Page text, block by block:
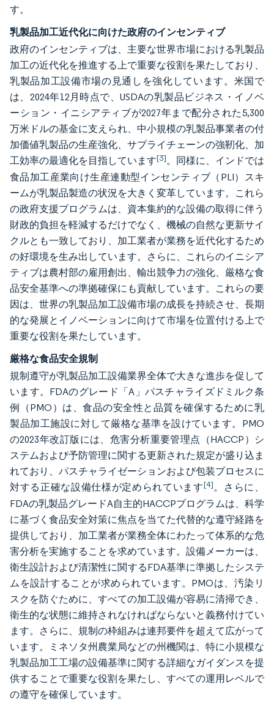
す。
乳製品加工近代化に向けた政府のインセンティブ
政府のインセンティブは、主要な世界市場における乳製品
加工の近代化を推進する上で重要な役割を果たしており、
乳製品加工設備市場の見通しを強化しています。米国で
は、2024年12月時点で、USDAの乳製品ビジネス・イノベ
ーション・イニシアティブが2027年まで配分された5,300
万米ドルの基金に支えられ、中小規模の乳製品事業者の付
加価値乳製品の生産強化、サプライチェーンの強靭化、加
工効率の最適化を目指しています[3]。同様に、インドでは
食品加工産業向け生産連動型インセンティブ（PLI）スキ
ームが乳製品製造の状況を大きく変革しています。これら
の政府支援プログラムは、資本集約的な設備の取得に伴う
財政的負担を軽減するだけでなく、機械の自然な更新サイ
クルとも一致しており、加工業者が業務を近代化するため
の好環境を生み出しています。さらに、これらのイニシア
ティブは農村部の雇用創出、輸出競争力の強化、厳格な食
品安全基準への準拠確保にも貢献しています。これらの要
因は、世界の乳製品加工設備市場の成長を持続させ、長期
的な発展とイノベーションに向けて市場を位置付ける上で
重要な役割を果たしています。
厳格な食品安全規制
規制遵守が乳製品加工設備業界全体で大きな進歩を促して
います。FDAのグレード「A」パスチャライズドミルク条
例（PMO）は、食品の安全性と品質を確保するために乳
製品加工施設に対して厳格な基準を設けています。PMO
の2023年改訂版には、危害分析重要管理点（HACCP）シ
ステムおよび予防管理に関する更新された規定が盛り込ま
れており、パスチャライゼーションおよび包装プロセスに
対する正確な設備仕様が定められています[4]。さらに、
FDAの乳製品グレードA自主的HACCPプログラムは、科学
に基づく食品安全対策に焦点を当てた代替的な遵守経路を
提供しており、加工業者が業務全体にわたって体系的な危
害分析を実施することを求めています。設備メーカーは、
衛生設計および清潔性に関するFDA基準に準拠したシステ
ムを設計することが求められています。PMOは、汚染リ
スクを防ぐために、すべての加工設備が容易に清掃でき、
衛生的な状態に維持されなければならないと義務付けてい
ます。さらに、規制の枠組みは連邦要件を超えて広がって
います。ミネソタ州農業局などの州機関は、特に小規模な
乳製品加工工場の設備基準に関する詳細なガイダンスを提
供することで重要な役割を果たし、すべての運用レベルで
の遵守を確保しています。